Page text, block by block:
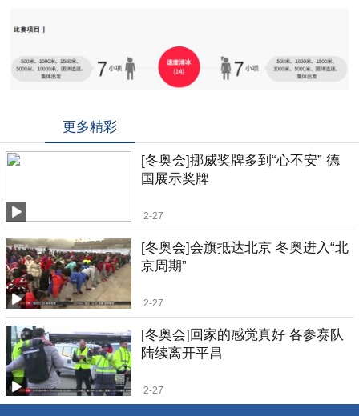
更多精彩
[冬奥会]挪威奖牌多到“心不安” 德
国展示奖牌
2-27
[冬奥会]会旗抵达北京 冬奥进入“北
京周期”
2-27
[冬奥会]回家的感觉真好 各参赛队
陆续离开平昌
2-27